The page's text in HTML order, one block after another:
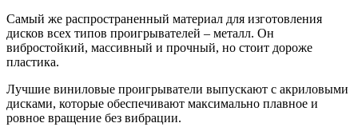
Самый же распространенный материал для изготовления
дисков всех типов проигрывателей – металл. Он
вибростойкий, массивный и прочный, но стоит дороже
пластика.
Лучшие виниловые проигрыватели выпускают с акриловыми
дисками, которые обеспечивают максимально плавное и
ровное вращение без вибрации.